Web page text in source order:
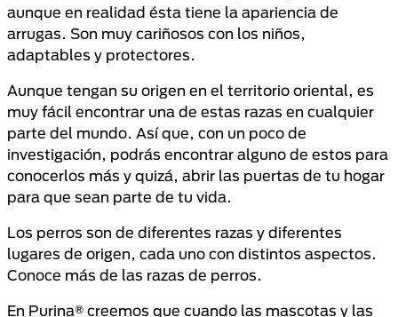
aunque en realidad ésta tiene la apariencia de
arrugas. Son muy cariñosos con los niños,
adaptables y protectores.
Aunque tengan su origen en el territorio oriental, es
muy fácil encontrar una de estas razas en cualquier
parte del mundo. Así que, con un poco de
investigación, podrás encontrar alguno de estos para
conocerlos más y quizá, abrir las puertas de tu hogar
para que sean parte de tu vida.
Los perros son de diferentes razas y diferentes
lugares de origen, cada uno con distintos aspectos.
Conoce más de las razas de perros.
En Purina® creemos que cuando las mascotas y las